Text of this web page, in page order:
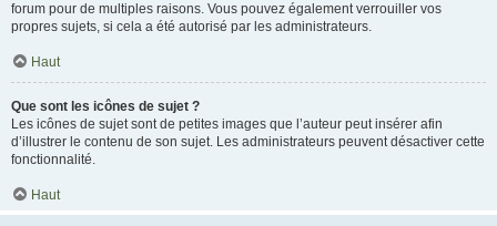
forum pour de multiples raisons. Vous pouvez également verrouiller vos
propres sujets, si cela a été autorisé par les administrateurs.
Haut
Que sont les icônes de sujet ?
Les icônes de sujet sont de petites images que l’auteur peut insérer afin
d’illustrer le contenu de son sujet. Les administrateurs peuvent désactiver cette
fonctionnalité.
Haut